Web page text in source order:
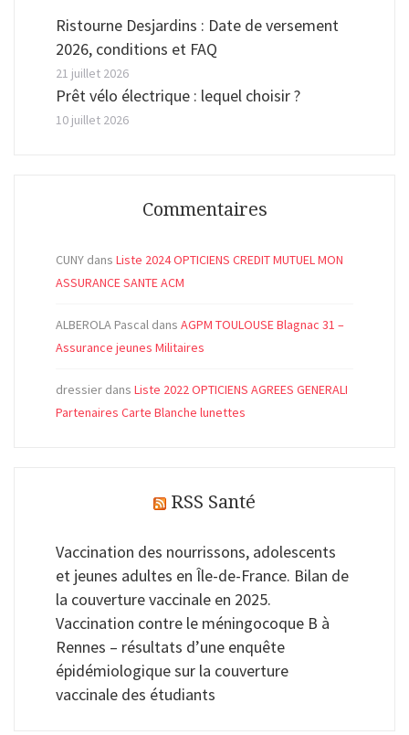
Ristourne Desjardins : Date de versement
2026, conditions et FAQ
21 juillet 2026
Prêt vélo électrique : lequel choisir ?
10 juillet 2026
Commentaires
CUNY dans Liste 2024 OPTICIENS CREDIT MUTUEL MON
ASSURANCE SANTE ACM
ALBEROLA Pascal dans AGPM TOULOUSE Blagnac 31 –
Assurance jeunes Militaires
dressier dans Liste 2022 OPTICIENS AGREES GENERALI
Partenaires Carte Blanche lunettes
RSS Santé
Vaccination des nourrissons, adolescents
et jeunes adultes en Île-de-France. Bilan de
la couverture vaccinale en 2025.
Vaccination contre le méningocoque B à
Rennes – résultats d’une enquête
épidémiologique sur la couverture
vaccinale des étudiants